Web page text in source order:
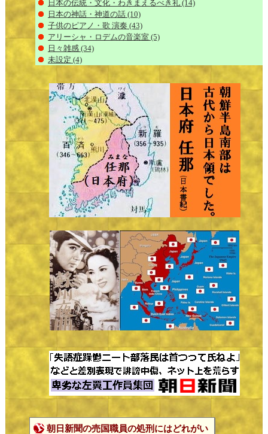
日本の伝統・文化・わきまえるべき礼 (14)
日本の神話・神道の話 (10)
子供のピアノ・歌 演奏 (43)
アリーシャ・ロデムの音楽室 (5)
日々雑感 (34)
未設定 (4)
朝日新聞の売国職員の処刑にはどれがい